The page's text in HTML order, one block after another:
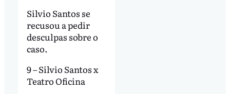
Silvio Santos se
recusou a pedir
desculpas sobre o
caso.
9 – Silvio Santos x
Teatro Oficina